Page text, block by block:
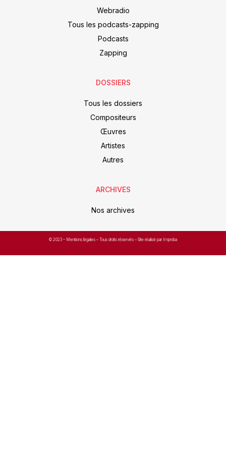
Webradio
Tous les podcasts-zapping
Podcasts
Zapping
DOSSIERS
Tous les dossiers
Compositeurs
Œuvres
Artistes
Autres
ARCHIVES
Nos archives
© 2023 – Mentions légales – Tous droits réservés – Site réalisé par Improba